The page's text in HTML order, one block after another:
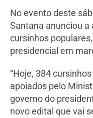
No evento deste
Santana anunciou a
cursinhos
presidencial em
“Hoje, 384
apoiados pelo
governo do
novo edital que vai